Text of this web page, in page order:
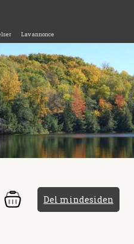
Lav annonce
Del mindesiden